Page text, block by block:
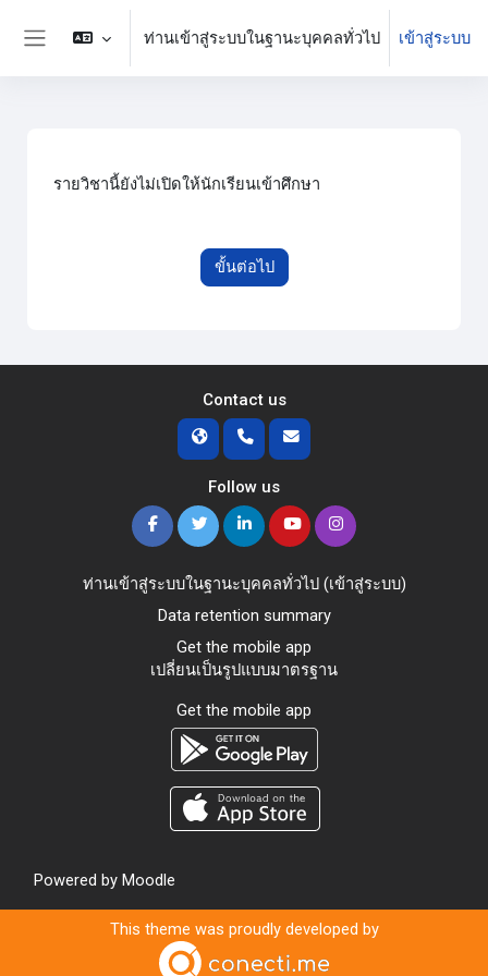
ข้ามไปที่เนื้อหาหลัก
ท่านเข้าสู่ระบบในฐานะบุคคลทั่วไป เข้าสู่ระบบ
รายวิชานี้ยังไม่เปิดให้นักเรียนเข้าศึกษา
ขั้นต่อไป
Contact us
Follow us
ท่านเข้าสู่ระบบในฐานะบุคคลทั่วไป (เข้าสู่ระบบ)
Data retention summary
Get the mobile app
เปลี่ยนเป็นรูปแบบมาตรฐาน
Get the mobile app
Powered by Moodle
This theme was proudly developed by